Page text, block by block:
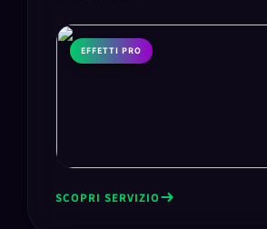
EFFETTI PRO
SCOPRI SERVIZIO